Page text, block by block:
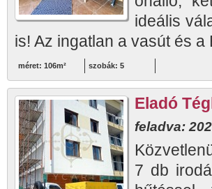
ideális
is! Az ingatlan a vasút és a
méret: 106m² szobák: 5
Eladó
feladva:
7 db